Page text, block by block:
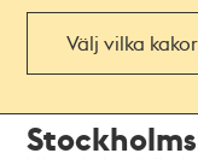
Välj vilka